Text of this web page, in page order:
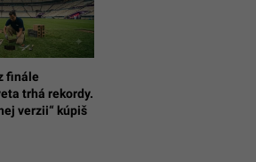
finále
trhá rekordy.
verzii“ kúpiš